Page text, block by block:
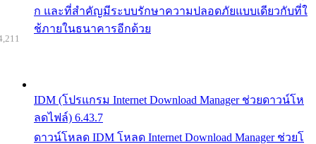
ก และที่สำคัญมีระบบรักษาความปลอดภัยแบบเดียวกับที่ใ
ช้ภายในธนาคารอีกด้วย
IDM (โปรแกรม Internet Download Manager ช่วยดาวน์โห
ลดไฟล์) 6.43.7
ดาวน์โหลด IDM โหลด Internet Download Manager ช่วยโ